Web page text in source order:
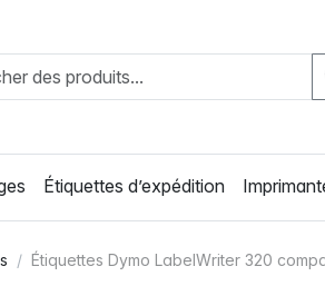
Étiquettes d’expédition
Étiquettes Dymo LabelWriter 320